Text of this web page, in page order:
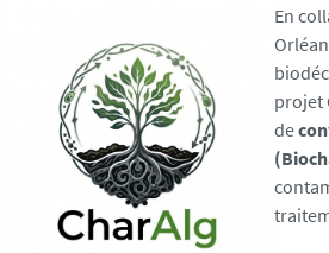
En
projet
de